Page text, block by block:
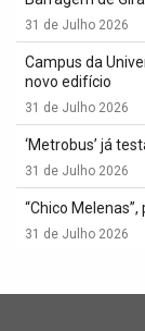
31 de Julho 2026
Campus da
novo edifício
31 de Julho 2026
‘Metrobus’ já
31 de Julho 2026
“Chico
31 de Julho 2026